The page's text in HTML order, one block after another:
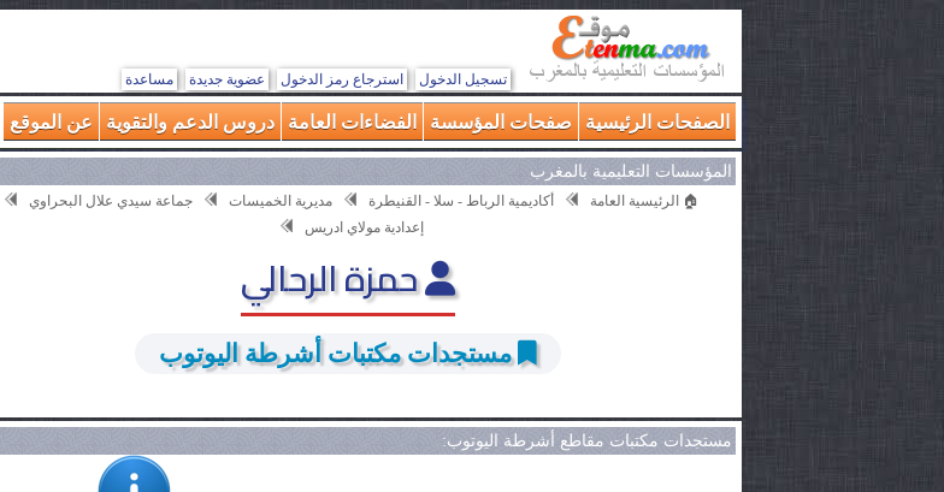
تسجيل الدخول استرجاع رمز الدخول عضوية جديدة مساعدة
الصفحات الرئيسية صفحات المؤسسة الفضاءات العامة دروس الدعم والتقوية عن الموقع
المؤسسات التعليمية بالمغرب
🏠 الرئيسية العامة أكاديمية الرباط - سلا - القنيطرة مديرية الخميسات
جماعة سيدي علال البحراوي
إعدادية مولاي ادريس
حمزة الرحالي
مستجدات مكتبات أشرطة اليوتوب
مستجدات مكتبات مقاطع أشرطة اليوتوب: